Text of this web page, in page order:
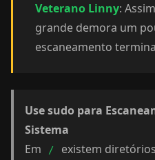
Veterano Linny:
grande demora um
escaneamento
Use sudo para
Sistema
Em
/
existem